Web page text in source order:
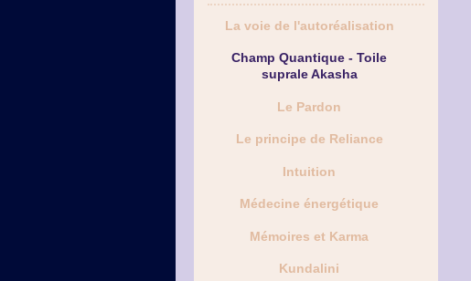
La voie de l'autoréalisation
Champ Quantique - Toile
suprale Akasha
Le Pardon
Le principe de Reliance
Intuition
Médecine énergétique
Mémoires et Karma
Kundalini